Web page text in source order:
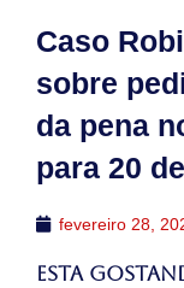
Caso
sobre
da pena
para 20
fevereiro 28,
Esta